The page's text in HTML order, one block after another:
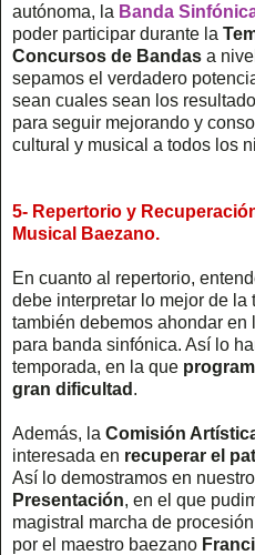
autónoma, la Banda
poder participar durante la
Concursos de Bandas a
sepamos el verdadero
sean cuales sean los
para seguir mejorando y
cultural y musical a todos los
5- Repertorio y
Musical Baezano.
En cuanto al repertorio,
debe interpretar lo mejor de la
también debemos ahondar
para banda sinfónica. Así lo
temporada, en la que
gran dificultad .
Además, la Comisión
interesada en recuperar el
Así lo demostramos en nuestro
Presentación, en el que
magistral marcha de procesión
por el maestro baezano